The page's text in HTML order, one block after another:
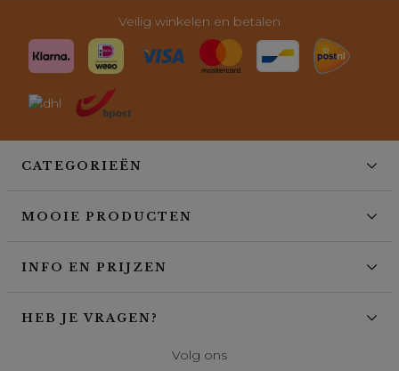
Veilig winkelen en betalen
CATEGORIEËN
MOOIE PRODUCTEN
INFO EN PRIJZEN
HEB JE VRAGEN?
Volg ons